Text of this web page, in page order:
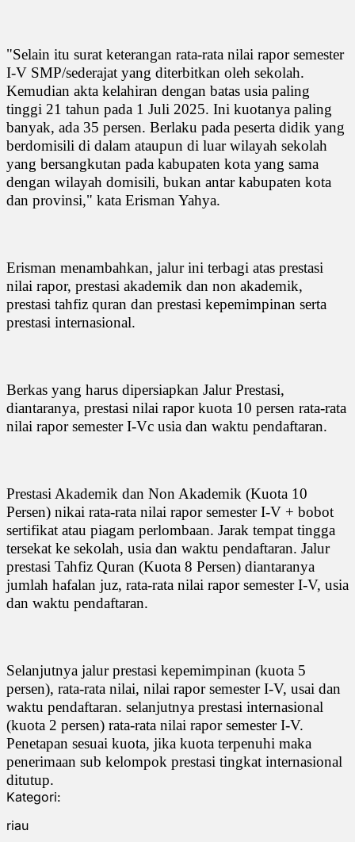
"Selain itu surat keterangan rata-rata nilai rapor semester
I-V SMP/sederajat yang diterbitkan oleh sekolah.
Kemudian akta kelahiran dengan batas usia paling
tinggi 21 tahun pada 1 Juli 2025. Ini kuotanya paling
banyak, ada 35 persen. Berlaku pada peserta didik yang
berdomisili di dalam ataupun di luar wilayah sekolah
yang bersangkutan pada kabupaten kota yang sama
dengan wilayah domisili, bukan antar kabupaten kota
dan provinsi," kata Erisman Yahya.
Erisman menambahkan, jalur ini terbagi atas prestasi
nilai rapor, prestasi akademik dan non akademik,
prestasi tahfiz quran dan prestasi kepemimpinan serta
prestasi internasional.
Berkas yang harus dipersiapkan Jalur Prestasi,
diantaranya, prestasi nilai rapor kuota 10 persen rata-rata
nilai rapor semester I-Vc usia dan waktu pendaftaran.
Prestasi Akademik dan Non Akademik (Kuota 10
Persen) nikai rata-rata nilai rapor semester I-V + bobot
sertifikat atau piagam perlombaan. Jarak tempat tingga
tersekat ke sekolah, usia dan waktu pendaftaran. Jalur
prestasi Tahfiz Quran (Kuota 8 Persen) diantaranya
jumlah hafalan juz, rata-rata nilai rapor semester I-V, usia
dan waktu pendaftaran.
Selanjutnya jalur prestasi kepemimpinan (kuota 5
persen), rata-rata nilai, nilai rapor semester I-V, usai dan
waktu pendaftaran. selanjutnya prestasi internasional
(kuota 2 persen) rata-rata nilai rapor semester I-V.
Penetapan sesuai kuota, jika kuota terpenuhi maka
penerimaan sub kelompok prestasi tingkat internasional
ditutup.
Kategori:
riau